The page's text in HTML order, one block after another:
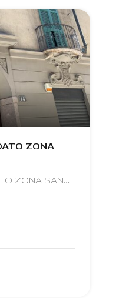
ZONA
ZONA SAN…